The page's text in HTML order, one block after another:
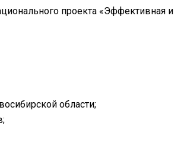
проекта «Эффективная и
области;